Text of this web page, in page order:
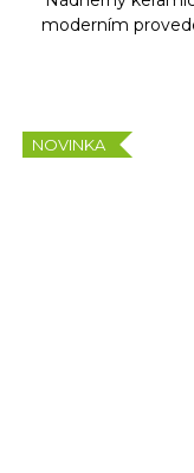
moderním
NOVINKA